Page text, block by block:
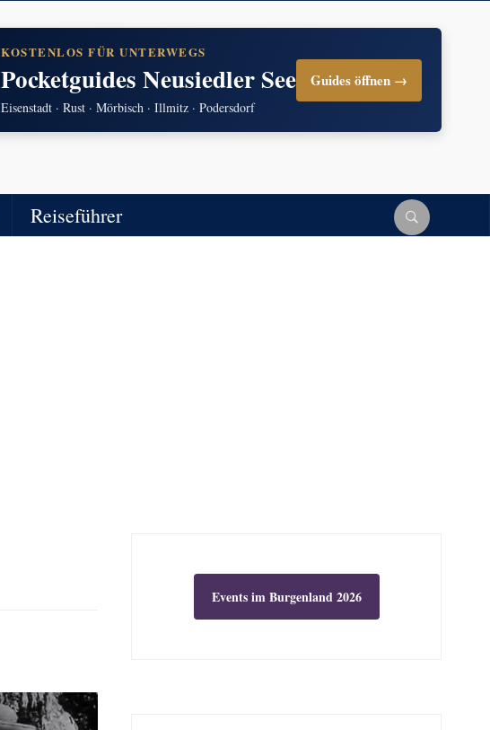
KOSTENLOS FÜR UNTERWEGS
Pocketguides Neusiedler See
Eisenstadt · Rust · Mörbisch · Illmitz · Podersdorf
Guides öffnen →
Reiseführer
Events im Burgenland 2026